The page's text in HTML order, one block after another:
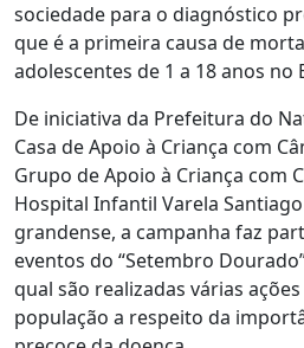
sociedade para o diagnóstico
que é a primeira causa de
adolescentes de 1 a 18 anos no
De iniciativa da Prefeitura do
Casa de Apoio à Criança com
Grupo de Apoio à Criança com
Hospital Infantil Varela
grandense, a campanha faz
eventos do “Setembro
qual são realizadas várias
população a respeito da